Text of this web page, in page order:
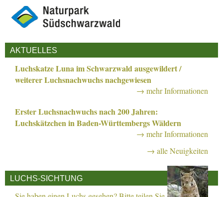
AKTUELLES
Luchskatze Luna im Schwarzwald ausgewildert /
weiterer Luchsnachwuchs nachgewiesen
→ mehr Informationen
Erster Luchsnachwuchs nach 200 Jahren:
Luchskätzchen in Baden-Württembergs Wäldern
→ mehr Informationen
→ alle Neuigkeiten
LUCHS-SICHTUNG